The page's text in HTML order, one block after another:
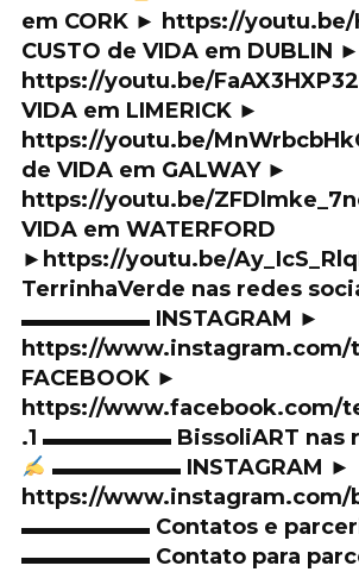
em CORK ► https://youtu.be/
CUSTO de VIDA em DUBLIN ►
https://youtu.be/
VIDA em LIMERICK ►
https://youtu.be/
de VIDA em GALWAY ►
https://youtu.be/
VIDA em WATERFORD
►https://youtu.be/
TerrinhaVerde nas redes
▬▬▬▬▬▬ INSTAGRAM ►
https://
FACEBOOK ►
https://www.facebook.com/
.1 ▬▬▬▬▬▬ BissoliART nas
▬▬▬▬▬▬ INSTAGRAM ►
https://www.instagram.com/
▬▬▬▬▬▬ Contatos e
▬▬▬▬▬▬ Contato para